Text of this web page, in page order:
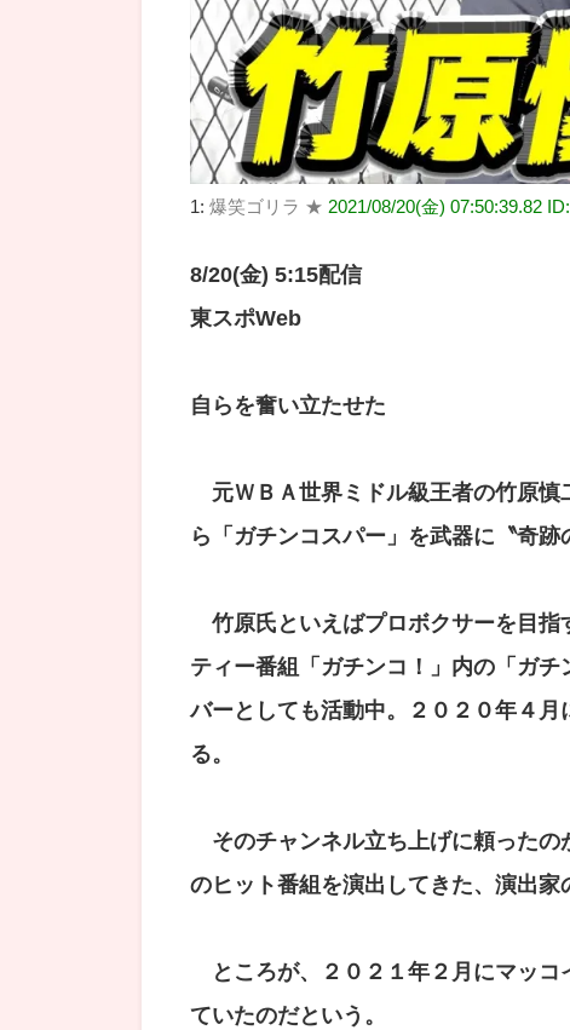
1: 爆笑ゴリラ ★ 2021/08/20(金) 07:50:39.82
8/20(金) 5:15配信
東スポWeb
自らを奮い立たせた
元ＷＢＡ世界ミドル級王者の竹原慎
ら「ガチンコスパー」を武器に〝奇跡
竹原氏といえばプロボクサーを目指
ティー番組「ガチンコ！」内の「ガ
バーとしても活動中。２０２０年４
る。
そのチャンネル立ち上げに頼ったの
のヒット番組を演出してきた、演出家
ところが、２０２１年２月にマッコ
ていたのだという。